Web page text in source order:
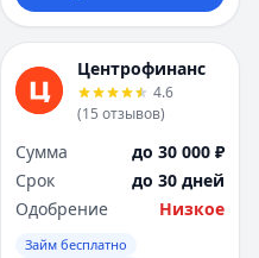
Центрофинанс
4.6
(15 отзывов)
Сумма
до 30 000 ₽
Срок
до 30 дней
Одобрение
Низкое
Займ бесплатно